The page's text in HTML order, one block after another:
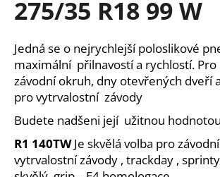
275/35 R18 99 W
Jedná se o nejrychlejší poloslikové
maximální přilnavostí a rychlostí. Pro
závodní okruh, dny otevřených dveří
pro vytrvalostní závody
Budete nadšeni její užitnou hodnotou
R1 140TWJe skvělá volba pro
vytrvalostní závody , trackday ,
a
í
t
?
HLEDAT